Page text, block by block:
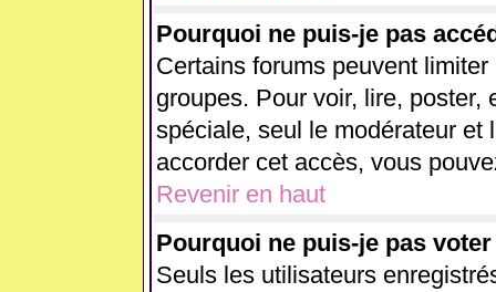
Pourquoi ne puis-je pas
Certains forums peuvent
groupes. Pour voir, lire,
spéciale, seul le modérateur et
accorder cet accès, vous
Revenir en haut
Pourquoi ne puis-je pas
Seuls les utilisateurs